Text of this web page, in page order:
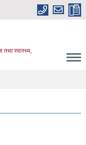
तथा स्वास्थ्य,